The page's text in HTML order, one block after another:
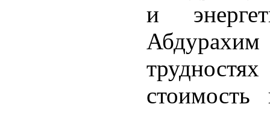
и